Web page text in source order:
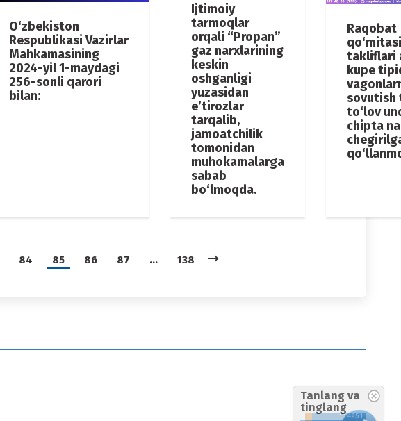
O‘zbekiston
Respublikasi Vazirlar
Mahkamasining
2024-yil 1-maydagi
256-sonli qarori
bilan:
Ijtimoiy
tarmoqlar
orqali “Propan”
gaz narxlarining
keskin
oshganligi
yuzasidan
e’tirozlar
tarqalib,
jamoatchilik
tomonidan
muhokamalarga
sabab
bo‘lmoqda.
Raqobat
takliflari
kupe
sovutish
to‘lov
chipta
84 85 86 87 … 138
Tanlang va
tinglang